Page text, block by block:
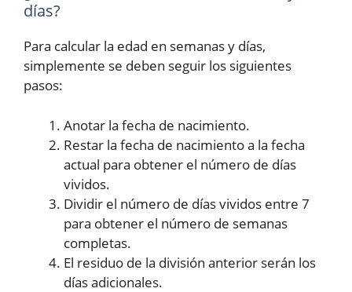
días?
Para calcular la edad en semanas y días,
simplemente se deben seguir los siguientes
pasos:
Anotar la fecha de nacimiento.
Restar la fecha de nacimiento a la fecha
actual para obtener el número de días
vividos.
Dividir el número de días vividos entre 7
para obtener el número de semanas
completas.
El residuo de la división anterior serán los
días adicionales.